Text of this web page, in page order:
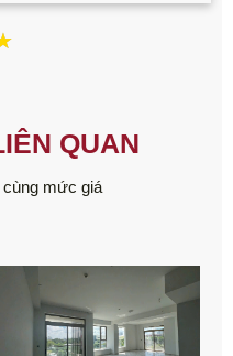
QUAN
mức giá